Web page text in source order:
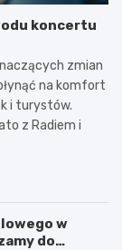
koncertu
zmian
na komfort
i turystów.
z Radiem i
w
do